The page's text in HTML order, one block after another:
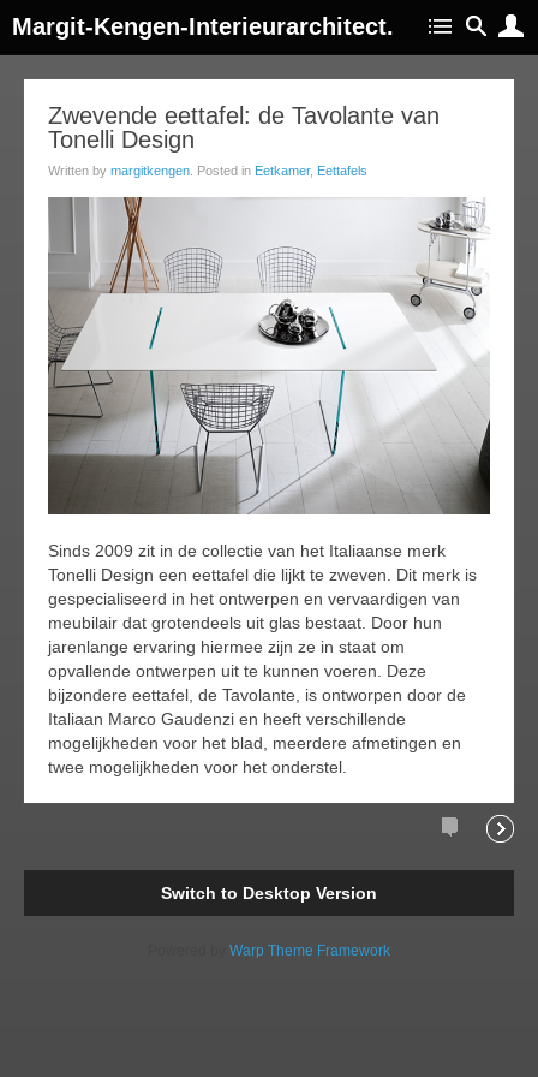
Margit-Kengen-Interieurarchitect.
Zwevende eettafel: de Tavolante van
Tonelli Design
Written by margitkengen . Posted in Eetkamer, Eettafels
Sinds 2009 zit in de collectie van het Italiaanse merk
Tonelli Design een eettafel die lijkt te zweven. Dit merk is
gespecialiseerd in het ontwerpen en vervaardigen van
meubilair dat grotendeels uit glas bestaat. Door hun
jarenlange ervaring hiermee zijn ze in staat om
opvallende ontwerpen uit te kunnen voeren. Deze
bijzondere eettafel, de Tavolante, is ontworpen door de
Italiaan Marco Gaudenzi en heeft verschillende
mogelijkheden voor het blad, meerdere afmetingen en
twee mogelijkheden voor het onderstel.
Comments
Switch to Desktop Version
Warp Theme Framework